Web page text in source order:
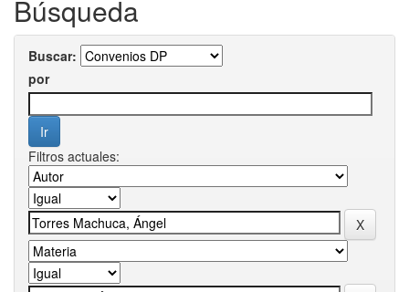
Búsqueda
Buscar:
por
Filtros actuales: